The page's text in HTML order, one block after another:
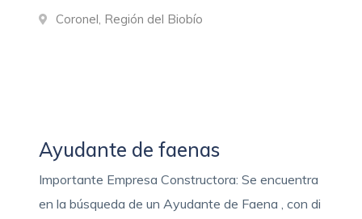
Coronel, Región del Biobío
Ayudante de faenas
Importante Empresa Constructora: Se encuentra
en la búsqueda de un Ayudante de Faena , con di